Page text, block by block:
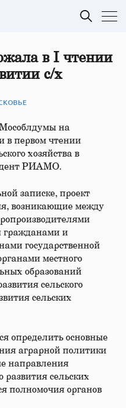
в I чтении
с/х
на
в первом чтении
хозяйства в
РИАМО.
записке, проект
возникающие между
гражданами и
государственной
местного
образований
сельского
сельских
определить основные
аграрной политики
направления
развития сельских
полномочия органов